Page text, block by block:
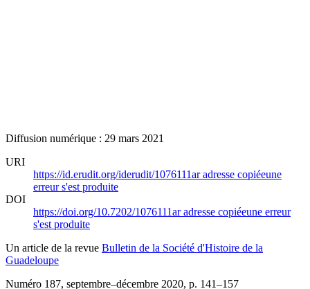
Diffusion numérique : 29 mars 2021
URI
https://id.erudit.org/iderudit/1076111aradresse copiéeune
erreur s'est produite
DOI
https://doi.org/10.7202/1076111aradresse copiéeune erreur
s'est produite
Un article de la revue Bulletin de la Société d'Histoire de la
Guadeloupe
Numéro 187, septembre–décembre 2020, p. 141–157